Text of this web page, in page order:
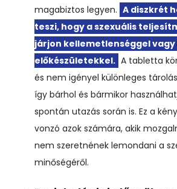
magabiztos legyen. A diszkrét
teszi, hogy a szexuális
járjon kellemetlenséggel
előkészületekkel. A tabletta
és nem igényel különleges
így bárhol és bármikor
spontán utazás során is. Ez a
vonzó azok számára, akik
nem szeretnének lemondani a
minőségéről.